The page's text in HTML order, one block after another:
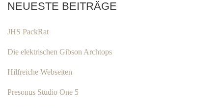
NEUESTE BEITRÄGE
JHS PackRat
Die elektrischen Gibson Archtops
Hilfreiche Webseiten
Presonus Studio One 5